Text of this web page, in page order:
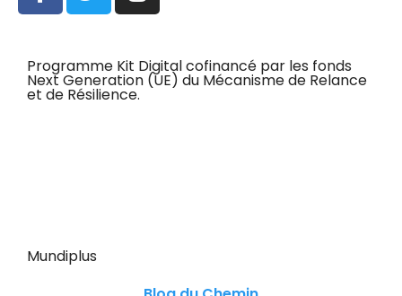
Programme Kit Digital cofinancé par les fonds
Next Generation (UE) du Mécanisme de Relance
et de Résilience.
Mundiplus